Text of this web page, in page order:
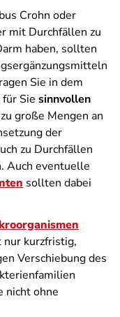
Crohn oder
mit Durchfällen zu
haben, sollten
Sie in dem
Sie sinnvollen
große Mengen an
der
zu Durchfällen
Auch eventuelle
sollten dabei
nur kurzfristig,
Verschiebung des
nicht ohne